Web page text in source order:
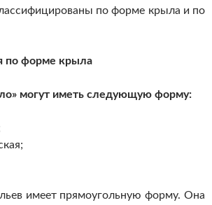
по форме крыла и по
по форме крыла
могут иметь следующую форму:
имеет прямоугольную форму. Она